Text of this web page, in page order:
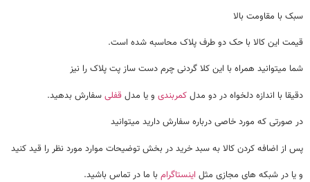
سبک با مقاومت بالا
قیمت این کالا با حک دو طرف پلاک محاسبه شده است.
شما میتوانید همراه با این کلا گردنی چرم دست ساز پت پلاک را نیز
دقیقا با اندازه دلخواه در دو مدلکمربندی و یا مدلقفلیسفارش بدهید.
در صورتی که مورد خاصی درباره سفارش دارید میتوانید
پس از اضافه کردن کالا به سبد خرید در بخش توضیحات موارد مورد نظر را قید کنید
و یا در شبکه های مجازی مثل اینستاگرام با ما در تماس باشید.